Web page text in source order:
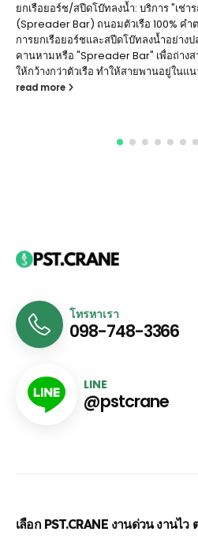
ยกเรือยอร์ช/สปีดโบ๊ทลงน้ำ: บริการ "เช่
(Spreader Bar) ถนอมตัวเรือ 100% ค
การยกเรือยอร์ชและสปีดโบ๊ทลงน้ำอย่าง
คานหามหรือ "Spreader Bar" เพื่อถ่าง
ให้กว้างกว่าตัวเรือ ทำให้สายพานอยู่ในแน
read more
โทรหาเรา
098-748-3366
LINE
@pstcrane
เลือก PST.CRANE งานด่วน งานไว